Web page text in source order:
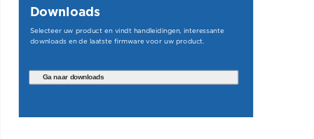
Downloads
Selecteer uw product en vindt handleidingen, interessante
downloads en de laatste firmware voor uw product.
Ga naar downloads